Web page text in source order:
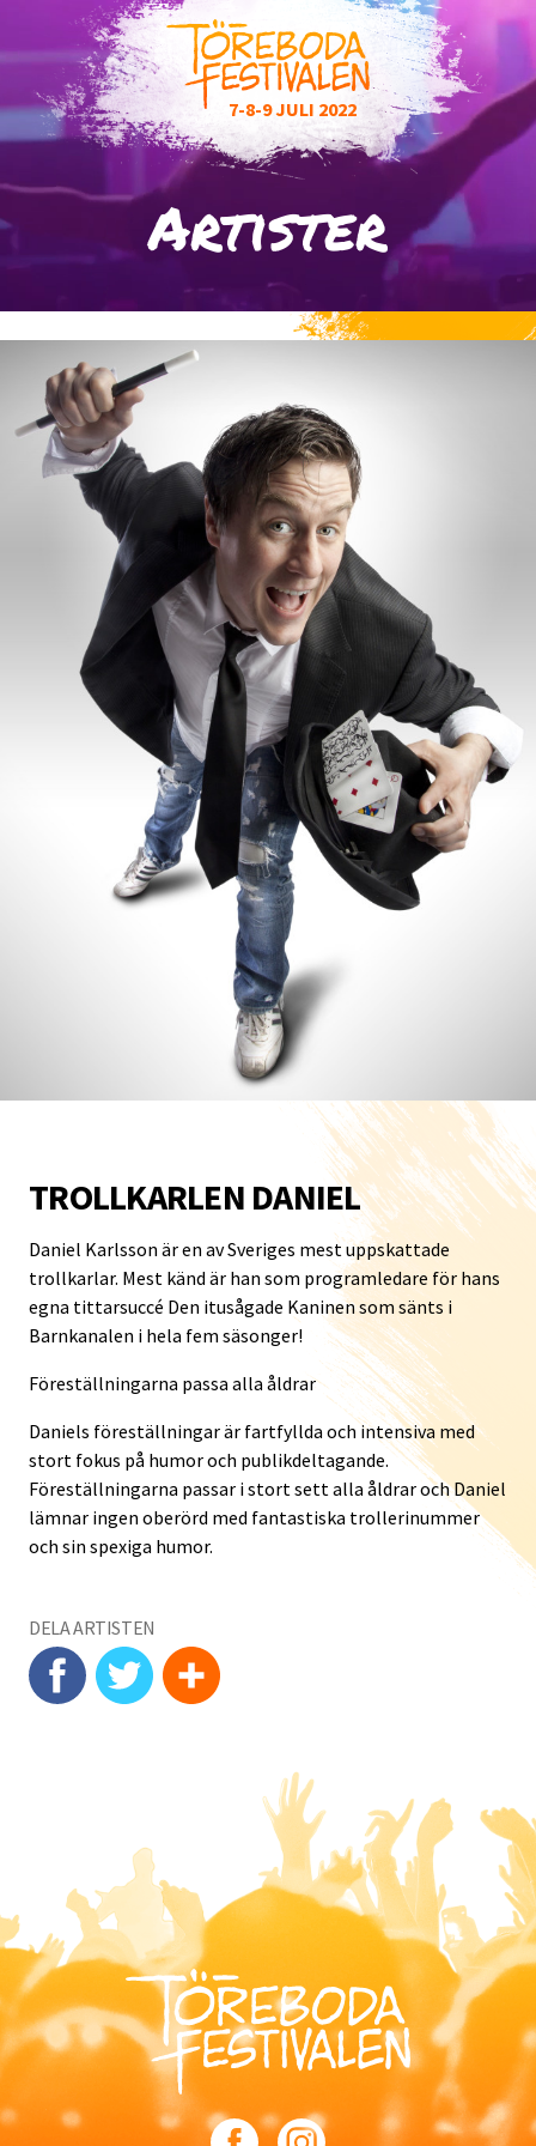
7-8-9JULI 2022
Artister
TROLLKARLEN DANIEL
Daniel Karlsson är en av Sveriges mest uppskattade
trollkarlar. Mest känd är han som programledare för hans
egna tittarsuccé Den itusågade Kaninen som sänts i
Barnkanalen i hela fem säsonger!
Föreställningarna passa alla åldrar
Daniels föreställningar är fartfyllda och intensiva med
stort fokus på humor och publikdeltagande.
Föreställningarna passar i stort sett alla åldrar och Daniel
lämnar ingen oberörd med fantastiska trollerinummer
och sin spexiga humor.
DELA ARTISTEN